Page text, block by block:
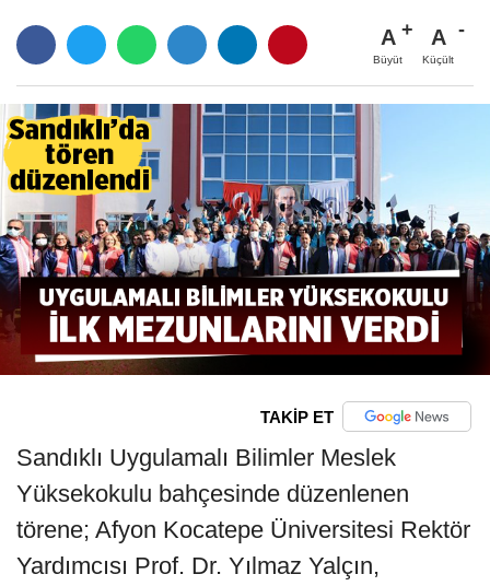
A
Büyüt
A
Küçült
TAKİP ET
Sandıklı Uygulamalı Bilimler Meslek
Yüksekokulu bahçesinde düzenlenen
törene; Afyon Kocatepe Üniversitesi Rektör
Yardımcısı Prof. Dr. Yılmaz Yalçın,